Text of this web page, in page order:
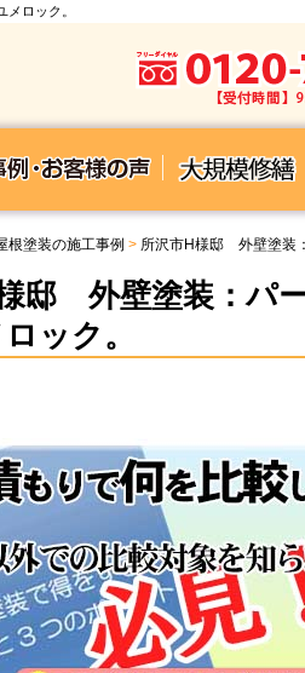
ロック。
塗装の施工事例 > 所沢市H様邸 外壁塗装
邸 外壁塗装：パ
ック。